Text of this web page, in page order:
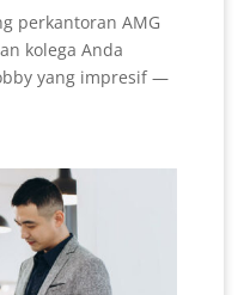
perkantoran AMG
kolega Anda
yang impresif —